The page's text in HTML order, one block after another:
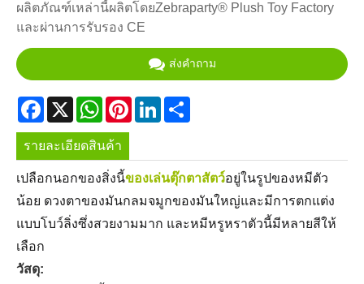
ผลิตภัณฑ์เหล่านี้ผลิตโดยZebraparty® Plush Toy Factory
และผ่านการรับรอง CE
ส่งคำถาม
Facebook
X WhatsApp
PinterestLinkedIn
รายละเอียดสินค้า
เปลือกนอกของสิ่งนี้ของเล่นตุ๊กตาสัตว์อยู่ในรูปของหมีตัว
น้อย ดวงตาของมันกลมจมูกของมันใหญ่และมีการตกแต่ง
แบบโบว์ลิ่งซึ่งสวยงามมาก และหมีหรูหราตัวนี้มีหลายสีให้
เลือก
วัสดุ: